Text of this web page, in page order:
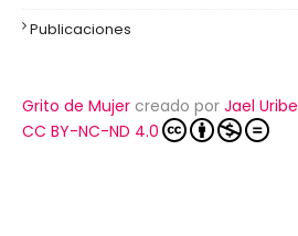
Publicaciones
Grito de Mujer creado por Jael Uribe
CC BY-NC-ND 4.0